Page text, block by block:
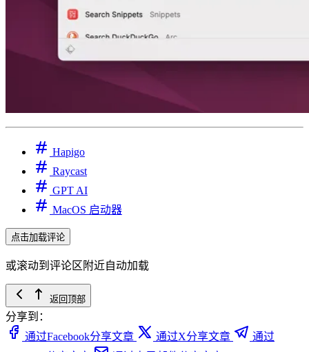
Hapigo
Raycast
GPT AI
MacOS 启动器
点击加载评论
或滚动到评论区附近自动加载
返回顶部
分享到：
通过Facebook分享文章
通过X分享文章
通过